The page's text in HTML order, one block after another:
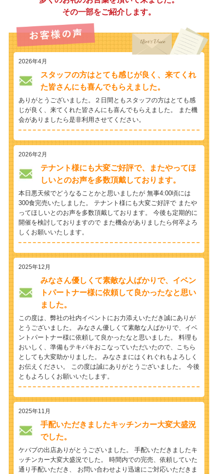
その一部をご紹介します。
2026年4月
スタッフの方はとても感じが良く、来てくれ
た皆さんにも喜んでもらえました。
ありがとうございました。２日間ともスタッフの方はとても感
じが良く、来てくれた皆さんにも喜んでもらえました。 また機
会がありましたら是非利用させてください。
2026年2月
テナント様にも大変ご好評で、またやってほ
しいとのお声を多数頂戴しております。
本日悪天候でどうなることかと思いましたが 無事4:00頃には
300食完売いたしました。 テナント様にも大変ご好評で またや
ってほしいとのお声を多数頂戴しております。 今後も定期的に
開催を検討しておりますので また機会がありましたら何卒よろ
しくお願いいたします。
2025年12月
みなさん優しくて素敵な人ばかりで、イベン
トパートナー様に依頼して良かったなと思い
ました。
この度は、弊社の社内イベントにお力添えいただき誠にありが
とうございました。 みなさん優しくて素敵な人ばかりで、イベ
ントパートナー様に依頼して良かったなと思いました。 料理も
おいしく、準備もテキパキおこなっていただいたので、こちら
としても大変助かりました。 みなさまにはくれぐれもよろしく
お伝えください。 この度は誠にありがとうございました。 今後
ともよろしくお願いいたします。
2025年11月
手配いただきましたキッチンカー大変大盛況
でした。
ケバブの出店ありがとうございました。 手配いただきましたキ
ッチンカー大変大盛況でした。 時間内での完売、依頼していた
通り手配いただき、 お問い合わせより迅速にご対応いただきま